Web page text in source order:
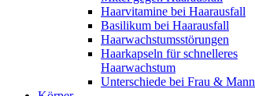
Haarvitamine bei Haarausfall
Basilikum bei Haarausfall
Haarwachstumsstörungen
Haarkapseln für schnelleres
Haarwachstum
Unterschiede bei Frau & Mann